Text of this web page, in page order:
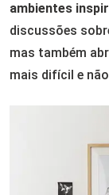
ambientes
discussões
mas também
mais difícil e